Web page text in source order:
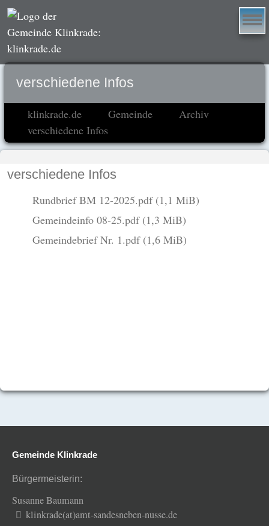
verschiedene Infos
klinkrade.de Gemeinde
Archiv
verschiedene Infos
verschiedene Infos
Rundbrief BM 12-2025.pdf (1,1 MiB)
Gemeindeinfo 08-25.pdf (1,3 MiB)
Gemeindebrief Nr. 1.pdf (1,6 MiB)
Gemeinde Klinkrade
Bürgermeisterin:
Susanne Baumann
klinkrade(at)amt-sandesneben-nusse.de